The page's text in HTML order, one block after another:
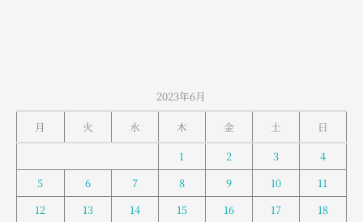
2023年6月
月
火 水 木 金 土
日
1
2 3
4
5
6 7 8 9 10
11
12
13 14 15 16 17
18